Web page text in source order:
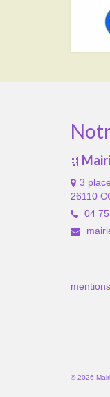
3
26110
04
© 2026